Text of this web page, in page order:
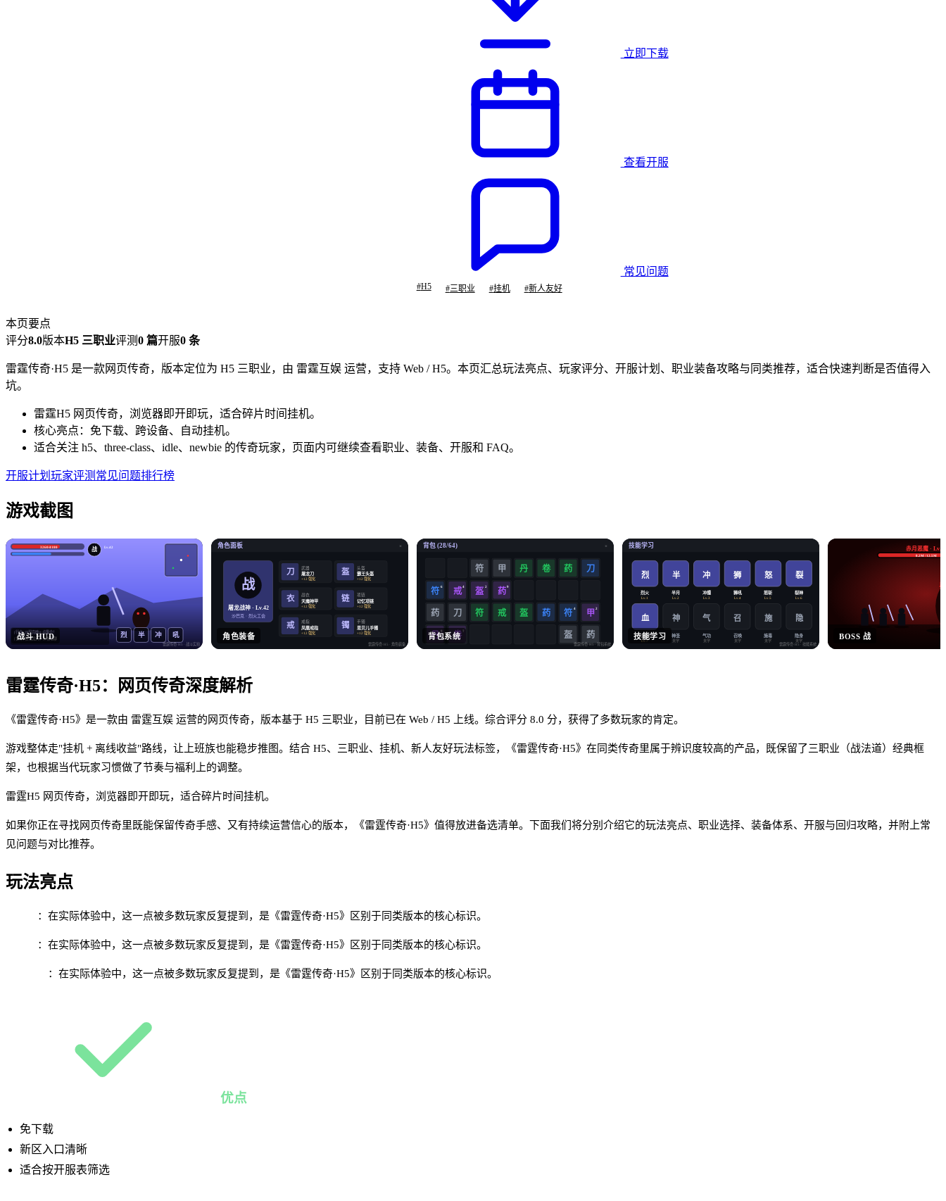
立即下载
查看开服
常见问题
#H5 #三职业 #挂机 #新人友好
本页要点
评分8.0版本H5 三职业评测0 篇开服0 条
雷霆传奇·H5 是一款网页传奇，版本定位为 H5 三职业，由 雷霆互娱 运营，支持 Web / H5。本页汇总玩法亮点、玩家评分、开服计划、职业装备攻略与同类推荐，适合快速判断是否值得入
坑。
雷霆H5 网页传奇，浏览器即开即玩，适合碎片时间挂机。
核心亮点：免下载、跨设备、自动挂机。
适合关注 h5、three-class、idle、newbie 的传奇玩家，页面内可继续查看职业、装备、开服和 FAQ。
开服计划 玩家评测 常见问题排行榜
游戏截图
3260/4180 战 Lv.42
烈 半 冲 吼
[行会] 沙巴克晚 8 点集合！
[世界] 收 屠龙刀，价格私聊
雷霆传奇·H5
· 战斗实拍
战斗 HUD
角色面板 ×
战
屠龙战神 · Lv.42
沙巴克 · 烈火工会
刀
武器
屠龙刀
+12 强化
盔
头盔
霸王头盔
+12 强化
衣
战衣
天魔神甲
+12 强化
链
项链
记忆项链
+12 强化
戒
戒指
凤凰戒指
+12 强化
镯
手镯
思贝儿手镯
+12 强化
雷霆传奇·H5
· 角色装备
角色装备
背包 (28/64) ×
符 甲 丹 卷 药 刀
符 6 戒4 盔 2 药 9
药 刀 符 戒 盔 药 符 4 甲 2
丹9 卷 7 盔 药
雷霆传奇·H5· 背包系统
背包系统
技能学习
烈
烈火
Lv.1
半
半月
Lv.2
冲
冲撞
Lv.3
狮
狮吼
Lv.4
怒
怒斩
Lv.5
裂
裂神
Lv.6
血
血爆
Lv.7
神
神圣
未学
气
气功
未学
召
召唤
未学
施
施毒
未学
隐
隐身
未学
雷霆传奇·H5 · 技能系统
技能学习
赤月恶魔 ·
8.2M / 12.5M
BOSS 战
雷霆传奇·H5： 网页传奇深度解析
《雷霆传奇·H5》是一款由 雷霆互娱 运营的网页传奇，版本基于 H5 三职业，目前已在 Web / H5 上线。综合评分 8.0 分，获得了多数玩家的肯定。
游戏整体走"挂机 + 离线收益"路线，让上班族也能稳步推图。结合 H5、三职业、挂机、新人友好玩法标签，《雷霆传奇·H5》在同类传奇里属于辨识度较高的产品，既保留了三职业（战法道）经典框
架，也根据当代玩家习惯做了节奏与福利上的调整。
雷霆H5 网页传奇，浏览器即开即玩，适合碎片时间挂机。
如果你正在寻找网页传奇里既能保留传奇手感、又有持续运营信心的版本，《雷霆传奇·H5》值得放进备选清单。下面我们将分别介绍它的玩法亮点、职业选择、装备体系、开服与回归攻略，并附上常
见问题与对比推荐。
玩法亮点
：在实际体验中，这一点被多数玩家反复提到，是《雷霆传奇·H5》区别于同类版本的核心标识。
：在实际体验中，这一点被多数玩家反复提到，是《雷霆传奇·H5》区别于同类版本的核心标识。
：在实际体验中，这一点被多数玩家反复提到，是《雷霆传奇·H5》区别于同类版本的核心标识。
优点
免下载
新区入口清晰
适合按开服表筛选